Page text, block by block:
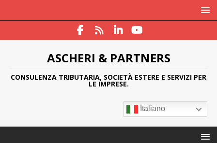
ASCHERI & PARTNERS
CONSULENZA TRIBUTARIA, SOCIETÀ ESTERE E SERVIZI PER
LE IMPRESE.
Italiano